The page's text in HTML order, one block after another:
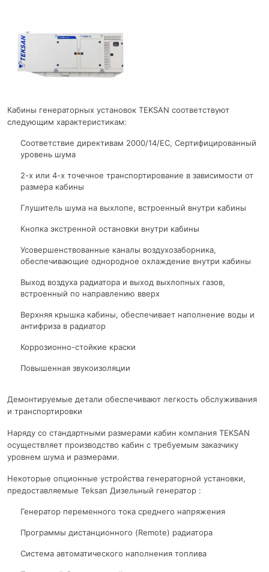
Кабины генераторных установок TEKSAN соответствуют
следующим характеристикам:
Соответствие директивам 2000/14/EC, Сертифицированный
уровень шума
2-х или 4-х точечное транспортирование в зависимости от
размера кабины
Глушитель шума на выхлопе, встроенный внутри кабины
Кнопка экстренной остановки внутри кабины
Усовершенствованные каналы воздухозаборника,
обеспечивающие однородное охлаждение внутри кабины
Выход воздуха радиатора и выход выхлопных газов,
встроенный по направлению вверх
Верхняя крышка кабины, обеспечивает наполнение воды и
антифриза в радиатор
Коррозионно-стойкие краски
Повышенная звукоизоляции
Демонтируемые детали обеспечивают легкость обслуживания
и транспортировки
Наряду со стандартными размерами кабин компания TEKSAN
осуществляет производство кабин с требуемым заказчику
уровнем шума и размерами.
Некоторые опционные устройства генераторной установки,
предоставляемые Teksan Дизельный генератор :
Генератор переменного тока среднего напряжения
Программы дистанционного (Remote) радиатора
Система автоматического наполнения топлива